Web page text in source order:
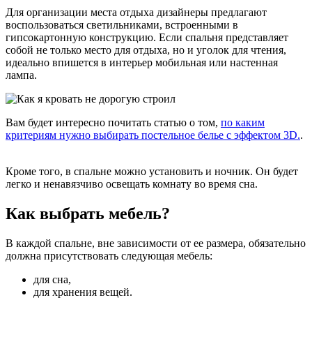
Для организации места отдыха дизайнеры предлагают
воспользоваться светильниками, встроенными в
гипсокартонную конструкцию. Если спальня представляет
собой не только место для отдыха, но и уголок для чтения,
идеально впишется в интерьер мобильная или настенная
лампа.
Вам будет интересно почитать статью о том, по каким
критериям нужно выбирать постельное белье с эффектом 3D..
Кроме того, в спальне можно установить и ночник. Он будет
легко и ненавязчиво освещать комнату во время сна.
Как выбрать мебель?
В каждой спальне, вне зависимости от ее размера, обязательно
должна присутствовать следующая мебель:
для сна,
для хранения вещей.